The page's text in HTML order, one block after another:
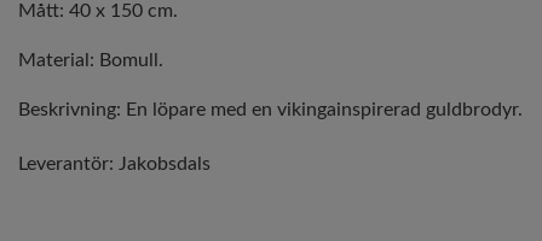
Mått: 40 x 150 cm.
Material: Bomull.
Beskrivning: En löpare med en vikingainspirerad guldbrodyr.
Leverantör: Jakobsdals